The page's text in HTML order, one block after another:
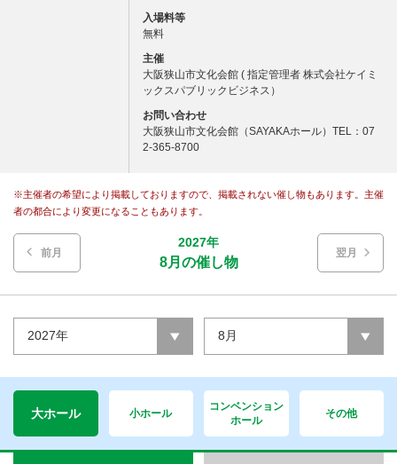
入場料等
無料
主催
大阪狭山市文化会館 ( 指定管理者 株式会社ケイミ
ックスパブリックビジネス）
お問い合わせ
大阪狭山市文化会館（SAYAKAホール）TEL：07
2-365-8700
※主催者の希望により掲載しておりますので、掲載されない催し物もあります。主催
者の都合により変更になることもあります。
翌月
前月
2027年
8月の催し物
2027年 8月
大ホール 小ホール
コンベンション
ホール
その他